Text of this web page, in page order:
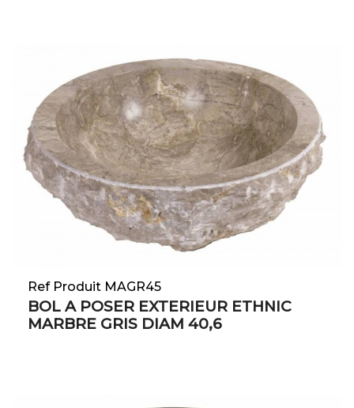
Ref Produit MAGR45
BOL A POSER EXTERIEUR ETHNIC
MARBRE GRIS DIAM 40,6